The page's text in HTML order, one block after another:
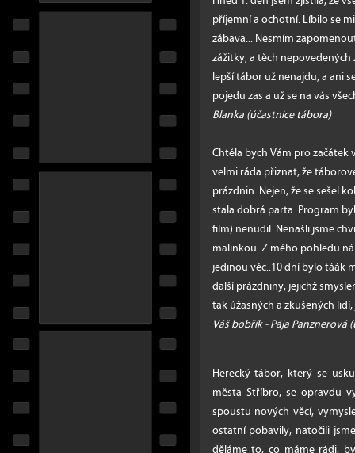
příjemní a ochotní. Líbilo se
zábava... Nesmím
zážitky, a těch nepovedených
lepší tábor už nenajdu, a ani
pojedu zas a už se na vás
Blanka (účastnice tábora)
Chtěla bych Vám pro
velmi ráda přiznat, že
prázdnin. Nejen, že se sešel
stala dobrá parta. Program
film) nenudil. Nenašli jsme
malinkou. Z mého pohledu
jedinou věc..10 dní bylo táák
další prázdniny, jejichž
tak úžasných a zkušených
Váš bobřík - Pája Panznerová
Herecký tábor, který se
města Stříbro, se opravdu
spoustu nových věcí,
ostatní pobavily, natočili